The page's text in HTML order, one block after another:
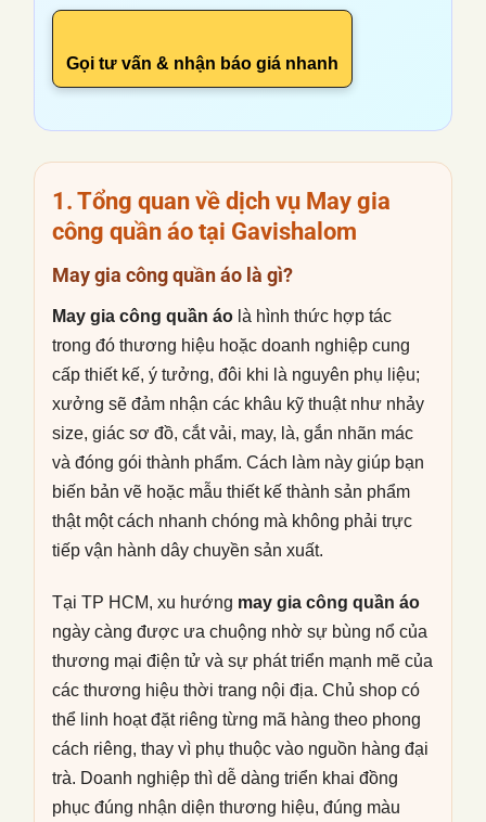
Gọi tư vấn & nhận báo giá nhanh
1. Tổng quan về dịch vụ May gia
công quần áo tại Gavishalom
May gia công quần áo là gì?
May gia công quần áo là hình thức hợp tác
trong đó thương hiệu hoặc doanh nghiệp cung
cấp thiết kế, ý tưởng, đôi khi là nguyên phụ liệu;
xưởng sẽ đảm nhận các khâu kỹ thuật như nhảy
size, giác sơ đồ, cắt vải, may, là, gắn nhãn mác
và đóng gói thành phẩm. Cách làm này giúp bạn
biến bản vẽ hoặc mẫu thiết kế thành sản phẩm
thật một cách nhanh chóng mà không phải trực
tiếp vận hành dây chuyền sản xuất.
Tại TP HCM, xu hướng may gia công quần áo
ngày càng được ưa chuộng nhờ sự bùng nổ của
thương mại điện tử và sự phát triển mạnh mẽ của
các thương hiệu thời trang nội địa. Chủ shop có
thể linh hoạt đặt riêng từng mã hàng theo phong
cách riêng, thay vì phụ thuộc vào nguồn hàng đại
trà. Doanh nghiệp thì dễ dàng triển khai đồng
phục đúng nhận diện thương hiệu, đúng màu